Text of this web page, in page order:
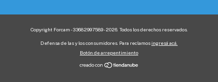
Copyright Forcam - 33682997589 - 2026. Todos los derechos reservados.
Defensa de las y los consumidores. Para reclamos ingresá acá.
Botón de arrepentimiento